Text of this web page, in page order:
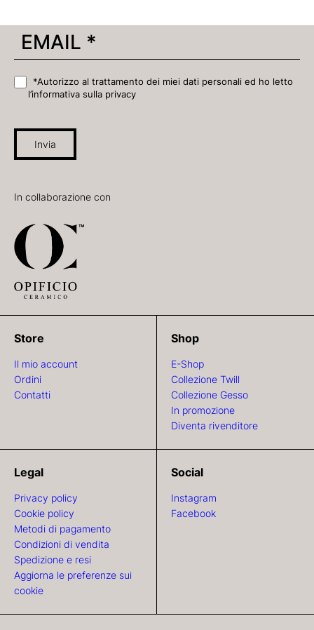
*Autorizzo al trattamento dei miei dati personali ed ho letto
l’informativa sulla privacy
Invia
In collaborazione con
Store
Il mio account
Ordini
Contatti
Shop
E-Shop
Collezione Twill
Collezione Gesso
In promozione
Diventa rivenditore
Legal
Privacy policy
Cookie policy
Metodi di pagamento
Condizioni di vendita
Spedizione e resi
Aggiorna le preferenze sui
cookie
Social
Instagram
Facebook